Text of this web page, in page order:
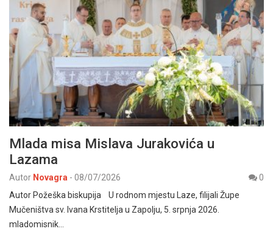
Mlada misa Mislava Jurakovića u
Lazama
Autor Novagra - 08/07/2026
0
Autor Požeška biskupija U rodnom mjestu Laze, filijali Župe
Mučeništva sv. Ivana Krstitelja u Zapolju, 5. srpnja 2026.
mladomisnik…